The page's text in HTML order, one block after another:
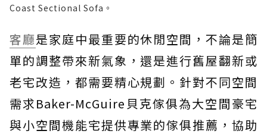
Coast Sectional Sofa。
客廳是家庭中最重要的休閒空間，不論是簡
單的調整帶來新氣象，還是進行舊屋翻新或
老宅改造，都需要精心規劃。針對不同空間
需求Baker-McGuire貝克傢俱為大空間豪宅
與小空間機能宅提供專業的傢俱推薦，協助